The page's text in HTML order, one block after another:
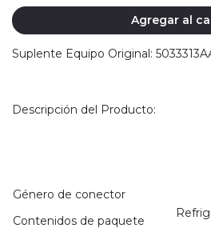
Agregar al
Suplente Equipo Original:
Descripción del Producto:
Género de conector
Contenidos de paquete